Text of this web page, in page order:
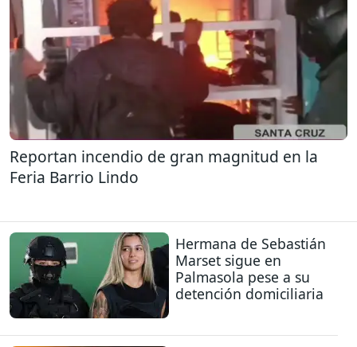
Reportan incendio de gran magnitud en la
Feria Barrio Lindo
Hermana de Sebastián
Marset sigue en
Palmasola pese a su
detención domiciliaria